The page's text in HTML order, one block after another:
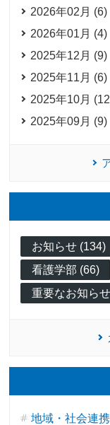
2026年02月 (6)
2026年01月 (4)
2025年12月 (9)
2025年11月 (6)
2025年10月
2025年09月 (9)
お知らせ (134)
看護学部 (66)
重要なお知ら
地域・社会連